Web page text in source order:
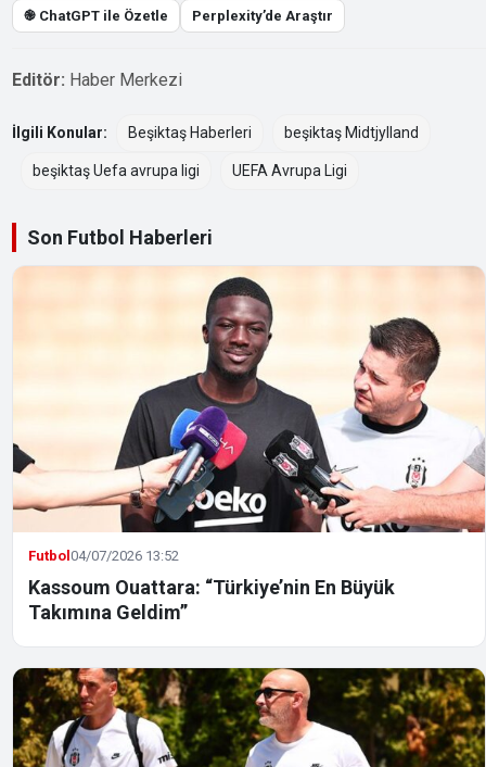
֎ ChatGPT ile Özetle Perplexity’de Araştır
Editör: Haber Merkezi
İlgili Konular: Beşiktaş Haberleri beşiktaş Midtjylland
beşiktaş Uefa avrupa ligi UEFA Avrupa Ligi
Son Futbol Haberleri
Futbol04/07/2026 13:52
Kassoum Ouattara: “Türkiye’nin En Büyük
Takımına Geldim”